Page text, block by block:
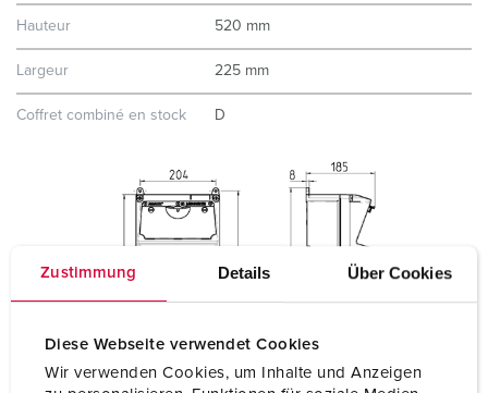
Zustimmung Details Über Cookies
Diese Webseite verwendet Cookies
Wir verwenden Cookies, um Inhalte und Anzeigen
Hauteur 520 mm
Largeur 225 mm
Coffret combiné en stock D